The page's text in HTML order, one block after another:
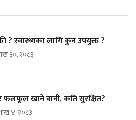
? स्वास्थ्यका लागि कुन उपयुक्त ?
३०, २०८३
फलफूल खाने बानी, कति सुरक्षित?
४, २०८३